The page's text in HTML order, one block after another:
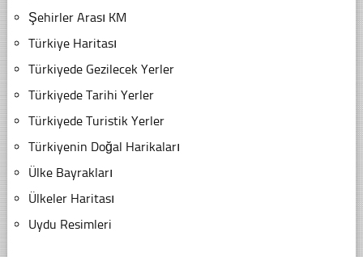
Şehirler Arası KM
Türkiye Haritası
Türkiyede Gezilecek Yerler
Türkiyede Tarihi Yerler
Türkiyede Turistik Yerler
Türkiyenin Doğal Harikaları
Ülke Bayrakları
Ülkeler Haritası
Uydu Resimleri